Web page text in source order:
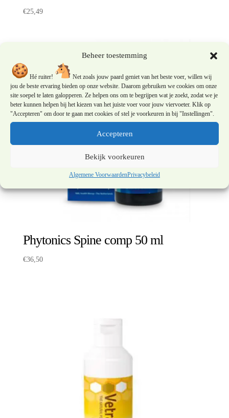
Beheer toestemming
Hé ruiter!
Net zoals jouw paard geniet van het beste voer, willen wij
jou de beste ervaring bieden op onze website. Daarom gebruiken we cookies om onze
site soepel te laten galopperen. Ze helpen ons om te begrijpen wat je zoekt, zodat we je
beter kunnen helpen bij het kiezen van het juiste voer voor jouw viervoeter. Klik op
"Accepteren" om door te gaan met cookies of stel je voorkeuren in bij "Instellingen".
Accepteren
Bekijk voorkeuren
Algemene VoorwaardenPrivacybeleid
€25,49
Phytonics Spine comp 50 ml
€36,50